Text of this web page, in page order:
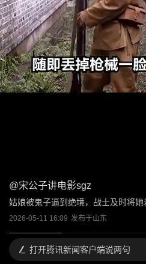
@宋公子讲电影sgz
姑娘被鬼子逼到绝境，战士及时将她
2026-05-11 16:09 发布于山东
打开腾讯新闻客户端说两句